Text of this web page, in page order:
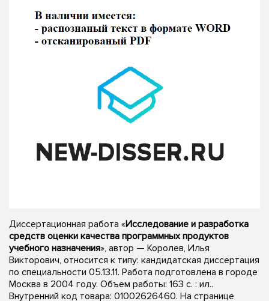
Диссертационная работа «Исследование и разработка
средств оценки качества программных продуктов
учебного назначения», автор — Королев, Илья
Викторович, относится к типу: кандидатская диссертация
по специальности 05.13.11. Работа подготовлена в городе
Москва в 2004 году. Объем работы: 163 с. : ил..
Внутренний код товара: 01002626460. На странице